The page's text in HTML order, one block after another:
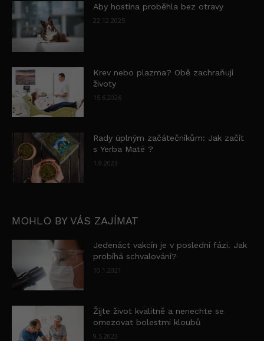
Aby hostina proběhla bez otravy
22.12.2025
Krev nebo plazma? Obě zachraňují
životy
15.6.2026
Rady úplným začátečníkům: Jak začít
s Yerba Maté ?
1.9.2023
MOHLO BY VÁS ZAJÍMAT
Jedenáct vakcín je v poslední fázi. Jak
probíhá schvalování?
10.1.2021
Žijte život kvalitně a nenechte se
omezovat bolestmi kloubů
9.5.2023